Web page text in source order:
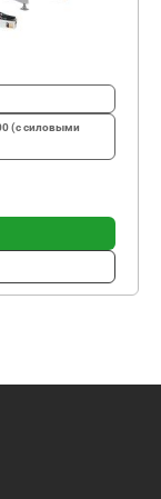
(с силовыми